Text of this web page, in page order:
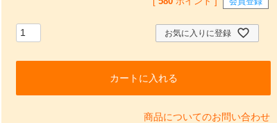
お気に入りに登録
カートに入れる
商品についてのお問い合わせ